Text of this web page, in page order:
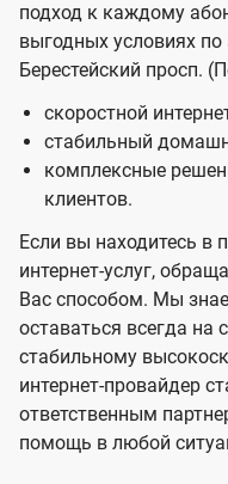
подход к каждому
выгодных условиях
Берестейский просп.
скоростной
стабильный
комплексные
клиентов.
Если вы находитесь в
интернет-услуг,
Вас способом. Мы
оставаться всегда на
стабильному
интернет-провайдер
ответственным
помощь в любой